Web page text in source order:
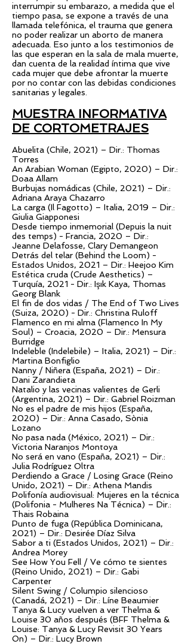
interrumpir su embarazo, a medida que el
tiempo pasa, se expone a través de una
llamada telefónica, el trauma que genera
no poder realizar un aborto de manera
adecuada. Eso junto a los testimonios de
las que esperan en la sala de mala muerte,
dan cuenta de la realidad íntima que vive
cada mujer que debe afrontar la muerte
por no contar con las debidas condiciones
sanitarias y legales.
MUESTRA INFORMATIVA
DE CORTOMETRAJES
Abuelita (Chile, 2021) – Dir.: Thomas
Torres
An Arabian Woman (Egipto, 2020) – Dir.:
Doaa Allam
Burbujas nomádicas (Chile, 2021) – Dir.:
Adriana Araya Chazarro
La carga (Il Fagotto) – Italia, 2019 – Dir.:
Giulia Giapponesi
Desde tiempo inmemorial (Depuis la nuit
des temps) - Francia, 2020 – Dir.:
Jeanne Delafosse, Clary Demangeon
Detrás del telar (Behind the Loom) -
Estados Unidos, 2021 – Dir.: Heejoo Kim
Estética cruda (Crude Aesthetics) –
Turquía, 2021 - Dir.: Işık Kaya, Thomas
Georg Blank
El fin de dos vidas / The End of Two Lives
(Suiza, 2020) - Dir.: Christina Ruloff
Flamenco en mi alma (Flamenco In My
Soul) – Croacia, 2020 – Dir.: Mensura
Burridge
Indeleble (Indelebile) – Italia, 2021) – Dir.:
Martina Bonfiglio
Nanny / Niñera (España, 2021) – Dir.:
Dani Zarandieta
Natalio y las vecinas valientes de Gerli
(Argentina, 2021) – Dir.: Gabriel Roizman
No es el padre de mis hijos (España,
2020) – Dir.: Anna Casado, Sònia
Lozano
No pasa nada (México, 2021) – Dir.:
Victoria Naranjos Montoya
No será en vano (España, 2021) – Dir.:
Julia Rodríguez Oltra
Perdiendo a Grace / Losing Grace (Reino
Unido, 2021) – Dir.: Athena Mandis
Polifonía audiovisual: Mujeres en la técnica
(Polifonia - Mulheres Na Técnica) – Dir.:
Thais Robaina
Punto de fuga (República Dominicana,
2021) – Dir.: Desirée Díaz Silva
Sabor a ti (Estados Unidos, 2021) – Dir.:
Andrea Morey
See How You Fell / Ve cómo te sientes
(Reino Unido, 2021) – Dir.: Gabi
Carpenter
Silent Swing / Columpio silencioso
(Canadá, 2021) – Dir.: Líne Beaumier
Tanya & Lucy vuelven a ver Thelma &
Louise 30 años después (BFF Thelma &
Louise: Tanya & Lucy Revisit 30 Years
On) – Dir.: Lucy Brown